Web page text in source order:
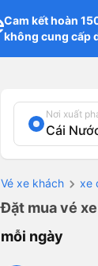
Cam kết hoàn
không cung cấp
Nơi xuất
Vé xe khách xe
Đặt mua vé
mỗi ngày